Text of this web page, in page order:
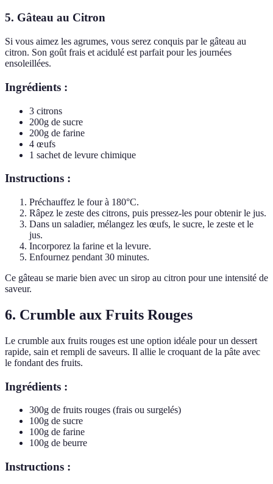
5. Gâteau au Citron
Si vous aimez les agrumes, vous serez conquis par le gâteau au
citron. Son goût frais et acidulé est parfait pour les journées
ensoleillées.
Ingrédients :
3 citrons
200g de sucre
200g de farine
4 œufs
1 sachet de levure chimique
Instructions :
Préchauffez le four à 180°C.
Râpez le zeste des citrons, puis pressez-les pour obtenir le jus.
Dans un saladier, mélangez les œufs, le sucre, le zeste et le
jus.
Incorporez la farine et la levure.
Enfournez pendant 30 minutes.
Ce gâteau se marie bien avec un sirop au citron pour une intensité de
saveur.
6. Crumble aux Fruits Rouges
Le crumble aux fruits rouges est une option idéale pour un dessert
rapide, sain et rempli de saveurs. Il allie le croquant de la pâte avec
le fondant des fruits.
Ingrédients :
300g de fruits rouges (frais ou surgelés)
100g de sucre
100g de farine
100g de beurre
Instructions :